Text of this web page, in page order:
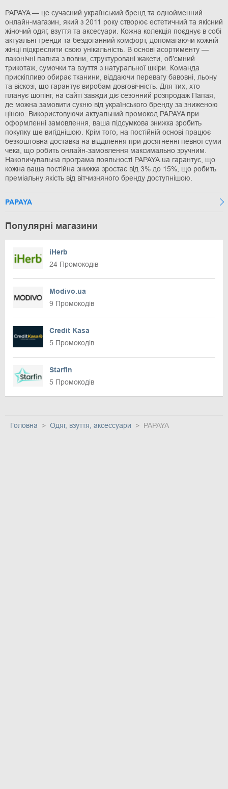
PAPAYA — це сучасний український бренд та однойменний
онлайн-магазин, який з 2011 року створює естетичний та якісний
жіночий одяг, взуття та аксесуари. Кожна колекція поєднує в собі
актуальні тренди та бездоганний комфорт, допомагаючи кожній
жінці підкреслити свою унікальність. В основі асортименту —
лаконічні пальта з вовни, структуровані жакети, об’ємний
трикотаж, сумочки та взуття з натуральної шкіри. Команда
прискіпливо обирає тканини, віддаючи перевагу бавовні, льону
та віскозі, що гарантує виробам довговічність. Для тих, хто
планує шопінг, на сайті завжди діє сезонний розпродаж Папая,
де можна замовити сукню від українського бренду за зниженою
ціною. Використовуючи актуальний промокод PAPAYA при
оформленні замовлення, ваша підсумкова знижка зробить
покупку ще вигіднішою. Крім того, на постійній основі працює
безкоштовна доставка на відділення при досягненні певної суми
чека, що робить онлайн-замовлення максимально зручним.
Накопичувальна програма лояльності PAPAYA.ua гарантує, що
кожна ваша постійна знижка зростає від 3% до 15%, що робить
преміальну якість від вітчизняного бренду доступнішою.
PAPAYA
Популярні магазини
iHerb
24 Промокодів
Modivo.ua
9 Промокодів
Credit Kasa
5 Промокодів
Starfin
5 Промокодів
Головна Одяг, взуття, аксессуари PAPAYA